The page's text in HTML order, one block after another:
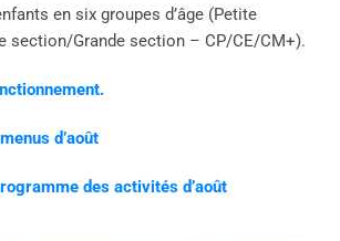
en six groupes d’âge (Petite
section/Grande section – CP/CE/CM+).
d’août
des activités d’août